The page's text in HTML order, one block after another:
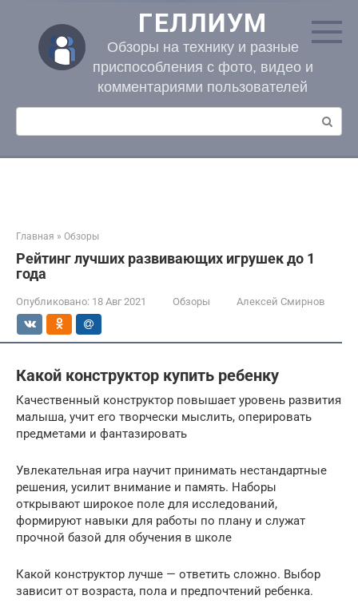
контенту
ГЕЛЛИУМ
Обзоры на технику и разные
приспособления с фото, видео и
комментариями пользователей
Поиск:
Главная » Обзоры
Рейтинг лучших развивающих игрушек до 1
года
Опубликовано: 18 Авг 2021 Обзоры Алексей Смирнов
Какой конструктор купить ребенку
Качественный конструктор повышает уровень развития
малыша, учит его творчески мыслить, оперировать
предметами и фантазировать
Увлекательная игра научит принимать нестандартные
решения, усилит внимание и память. Наборы
открывают широкое поле для исследований,
формируют навыки для работы по плану и служат
прочной базой для обучения в школе
Какой конструктор лучше — ответить сложно. Выбор
зависит от возраста, пола и предпочтений ребенка.